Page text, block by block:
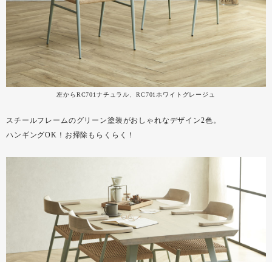
左からRC701ナチュラル、RC701ホワイトグレージュ
スチールフレームのグリーン塗装がおしゃれなデザイン2色。
ハンギングOK！お掃除もらくらく！